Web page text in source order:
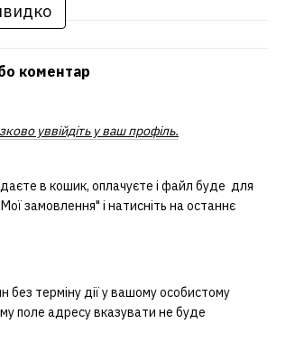
коментар
уввійдіть у ваш профіль.
в кошик, оплачуєте і файл буде для
замовлення" і натисніть на останнє
терміну дії у вашому особистому
поле адресу вказувати не буде